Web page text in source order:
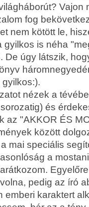
Vajon
fog
nem kötött le,
is néha
De úgy látszik,
nézek a
és
az "AKKOR ÉS
között
mai speciális
a
pedig az író
emberi karaktert